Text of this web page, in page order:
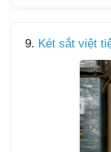
9. Két sắt việt